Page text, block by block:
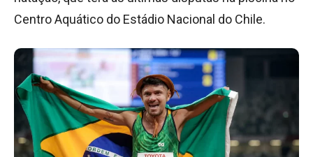
Centro Aquático do Estádio Nacional do Chile.